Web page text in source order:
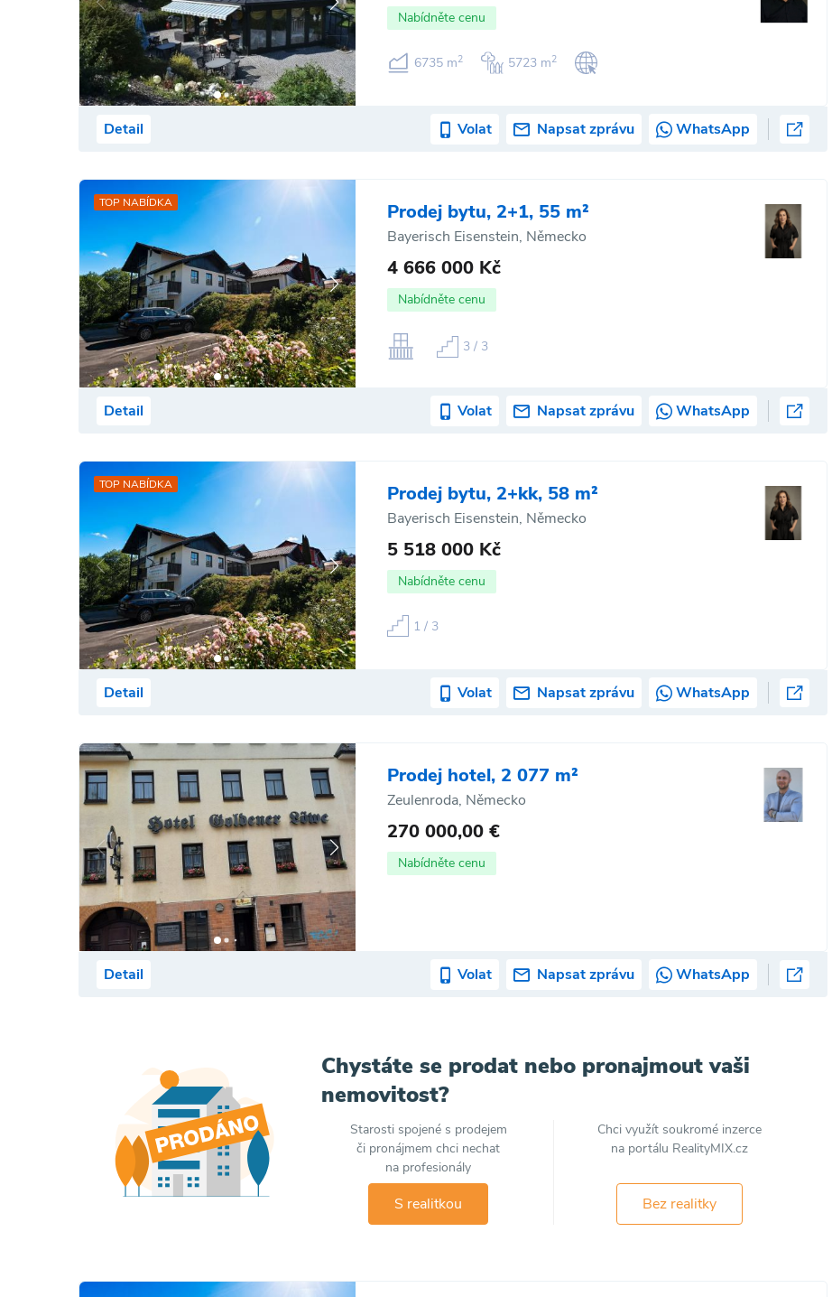
Nabídněte cenu
6735 m2 5723 m2
Detail Volat Napsat zprávu WhatsApp
TOP NABÍDKA Prodej bytu, 2+1, 55 m²
Bayerisch Eisenstein, Německo
4 666 000 Kč
Nabídněte cenu
3 / 3
Detail Volat Napsat zprávu WhatsApp
TOP NABÍDKA Prodej bytu, 2+kk, 58 m²
Bayerisch Eisenstein, Německo
5 518 000 Kč
Nabídněte cenu
1 / 3
Detail Volat Napsat zprávu WhatsApp
Prodej hotel, 2 077 m²
Zeulenroda, Německo
270 000,00 €
Nabídněte cenu
Detail Volat Napsat zprávu WhatsApp
Chystáte se prodat nebo pronajmout vaši
nemovitost?
Starosti spojené s prodejem
či pronájmem chci nechat
na profesionály
S realitkou
Chci využít soukromé inzerce
na portálu RealityMIX.cz
Bez realitky